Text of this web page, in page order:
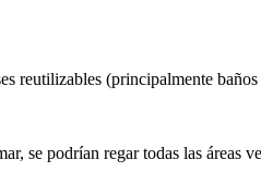
reutilizables (principalmente
se podrían regar todas las áreas